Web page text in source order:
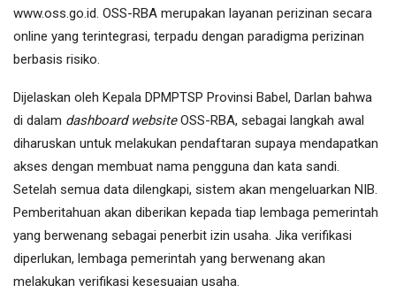
www.oss.go.id. OSS-RBA merupakan layanan perizinan secara
online yang terintegrasi, terpadu dengan paradigma perizinan
berbasis risiko.
Dijelaskan oleh Kepala DPMPTSP Provinsi Babel, Darlan bahwa
di dalam dashboard websiteOSS-RBA, sebagai langkah awal
diharuskan untuk melakukan pendaftaran supaya mendapatkan
akses dengan membuat nama pengguna dan kata sandi.
Setelah semua data dilengkapi, sistem akan mengeluarkan NIB.
Pemberitahuan akan diberikan kepada tiap lembaga pemerintah
yang berwenang sebagai penerbit izin usaha. Jika verifikasi
diperlukan, lembaga pemerintah yang berwenang akan
melakukan verifikasi kesesuaian usaha.